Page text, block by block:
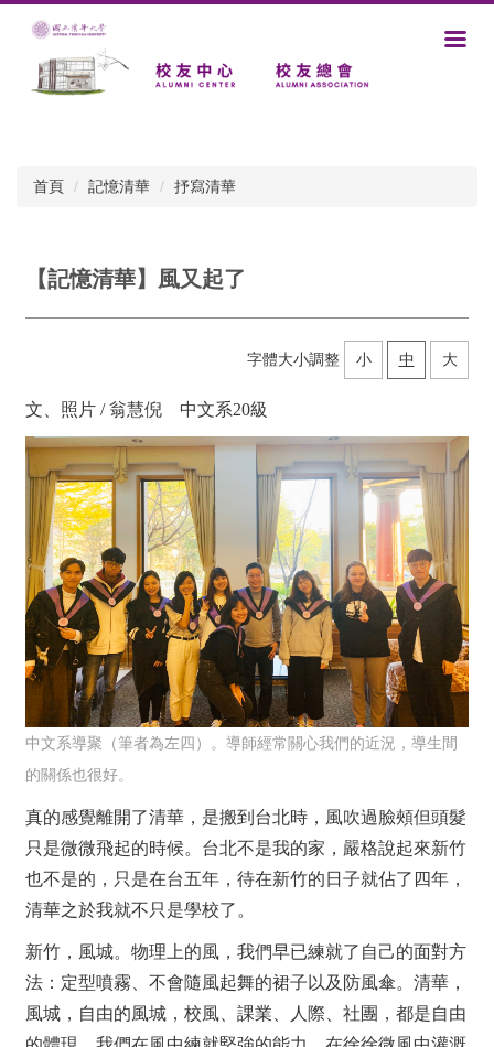
首頁
記憶清華 抒寫清華
【記憶清華】風又起了
字體大小調整 小 中 大
文、照片 / 翁慧倪 中文系20級
中文系導聚（筆者為左四）。導師經常關心我們的近況，導生間
的關係也很好。
真的感覺離開了清華，是搬到台北時，風吹過臉頰但頭髮
只是微微飛起的時候。台北不是我的家，嚴格說起來新竹
也不是的，只是在台五年，待在新竹的日子就佔了四年，
清華之於我就不只是學校了。
新竹，風城。物理上的風，我們早已練就了自己的面對方
法：定型噴霧、不會隨風起舞的裙子以及防風傘。清華，
風城，自由的風城，校風、課業、人際、社團，都是自由